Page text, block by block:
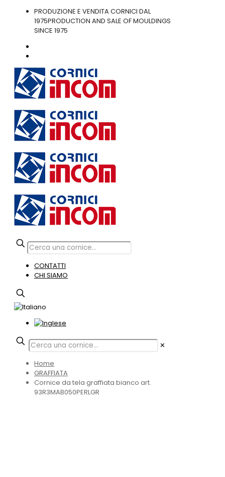
PRODUZIONE E VENDITA CORNICI DAL
1975PRODUCTION AND SALE OF MOULDINGS
SINCE 1975
CONTATTI
CHI SIAMO
✕
Home
GRAFFIATA
Cornice da tela graffiata bianco art.
93R3MAB050PERLGR